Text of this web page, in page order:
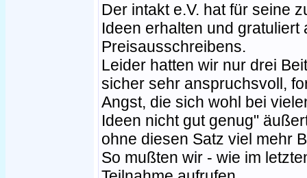
Der intakt e.V. hat für seine
Ideen erhalten und
Preisausschreibens.
Leider hatten wir nur drei
sicher sehr anspruchsvoll,
Angst, die sich wohl bei
Ideen nicht gut genug"
ohne diesen Satz viel mehr
So mußten wir - wie im